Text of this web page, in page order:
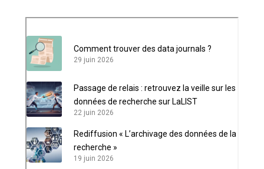
Comment trouver des data journals ?
29 juin 2026
Passage de relais : retrouvez la veille sur les
données de recherche sur LaLIST
22 juin 2026
Rediffusion « L’archivage des données de la
recherche »
19 juin 2026